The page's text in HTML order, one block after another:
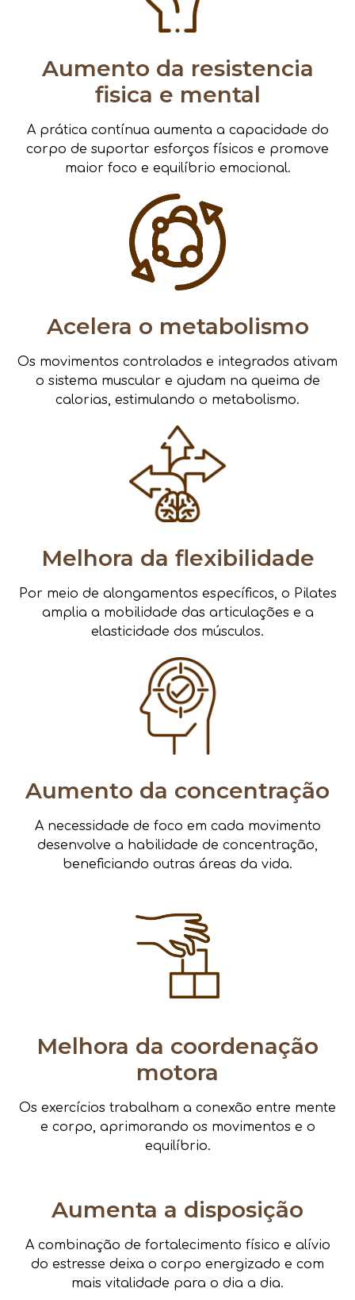
Aumento da resistencia
fisica e mental
A prática contínua aumenta a capacidade do
corpo de suportar esforços físicos e promove
maior foco e equilíbrio emocional.
Acelera o metabolismo
Os movimentos controlados e integrados ativam
o sistema muscular e ajudam na queima de
calorias, estimulando o metabolismo.
Melhora da flexibilidade
Por meio de alongamentos específicos, o Pilates
amplia a mobilidade das articulações e a
elasticidade dos músculos.
Aumento da concentração
A necessidade de foco em cada movimento
desenvolve a habilidade de concentração,
beneficiando outras áreas da vida.
Melhora da coordenação
motora
Os exercícios trabalham a conexão entre mente
e corpo, aprimorando os movimentos e o
equilíbrio.
Aumenta a disposição
A combinação de fortalecimento físico e alívio
do estresse deixa o corpo energizado e com
mais vitalidade para o dia a dia.